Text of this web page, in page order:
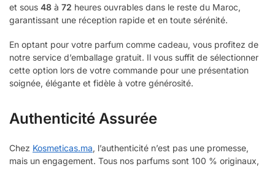
et sous 48 à 72 heures ouvrables dans le reste du Maroc,
garantissant une réception rapide et en toute sérénité.
En optant pour votre parfum comme cadeau, vous profitez de
notre service d’emballage gratuit. Il vous suffit de sélectionner
cette option lors de votre commande pour une présentation
soignée, élégante et fidèle à votre générosité.
Authenticité Assurée
Chez Kosmeticas.ma, l’authenticité n’est pas une promesse,
mais un engagement. Tous nos parfums sont 100 % originaux,